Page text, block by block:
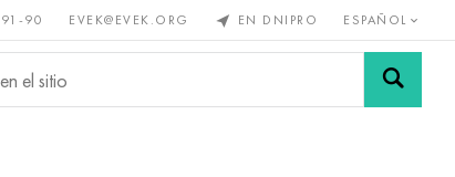
90 EVEK@EVEK.ORG EN DNIPRO ESPAÑOL
Aleación de Mallas y